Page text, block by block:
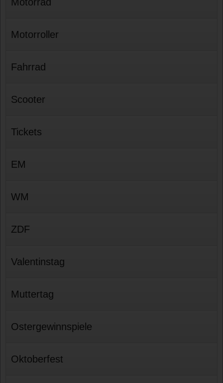
Motorroller
Fahrrad
Scooter
Tickets
EM
WM
ZDF
Valentinstag
Muttertag
Ostergewinnspiele
Oktoberfest